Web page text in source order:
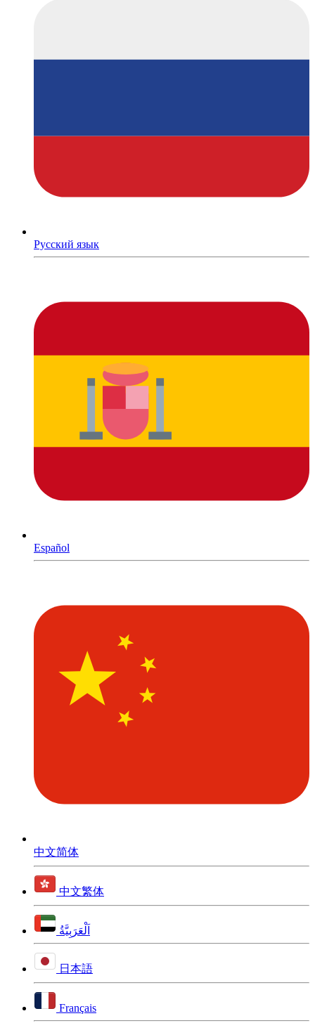
Русский язык
Español
中文简体
中文繁体
اَلْعَرَبِيَّةُ
日本語
Français